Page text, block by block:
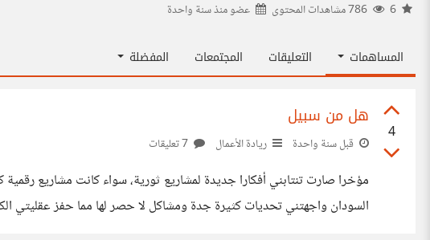
عضو منذسنة واحدة
المساهمات التعليقات المجتمعات المفضلة
4
هل من سبيل
قبل سنة واحدة ريادة الأعمال
السودان واجهتني تحديات كثيرة جدة ومشاكل لا حصر لها مما حفز